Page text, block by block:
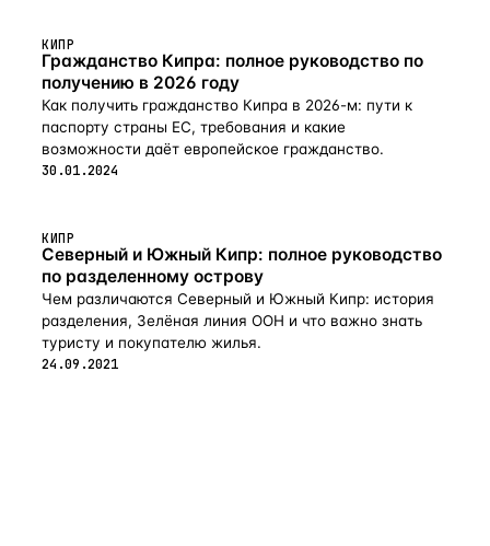
КИПР
Гражданство Кипра: полное руководство по
получению в 2026 году
Как получить гражданство Кипра в 2026-м: пути к
паспорту страны ЕС, требования и какие
возможности даёт европейское гражданство.
30.01.2024
КИПР
Северный и Южный Кипр: полное руководство
по разделенному острову
Чем различаются Северный и Южный Кипр: история
разделения, Зелёная линия ООН и что важно знать
туристу и покупателю жилья.
24.09.2021